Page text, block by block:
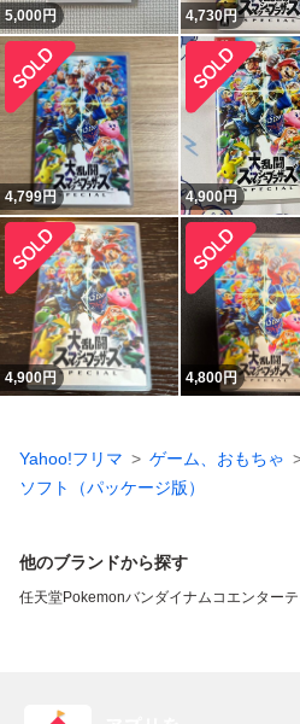
5,000円 4,730円
4,799円 4,900円
4,900円 4,800円
Yahoo!フリマ ゲーム、おもちゃ
ソフト（パッケージ版）
他のブランドから探す
任天堂Pokemonバンダイナムコエンター